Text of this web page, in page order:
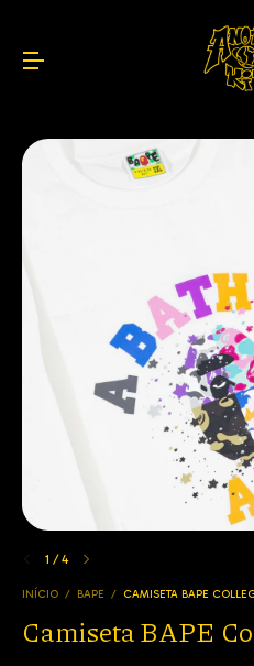
1 /4
INÍCIO / BAPE / CAMISETA BAPE
Camiseta BAPE